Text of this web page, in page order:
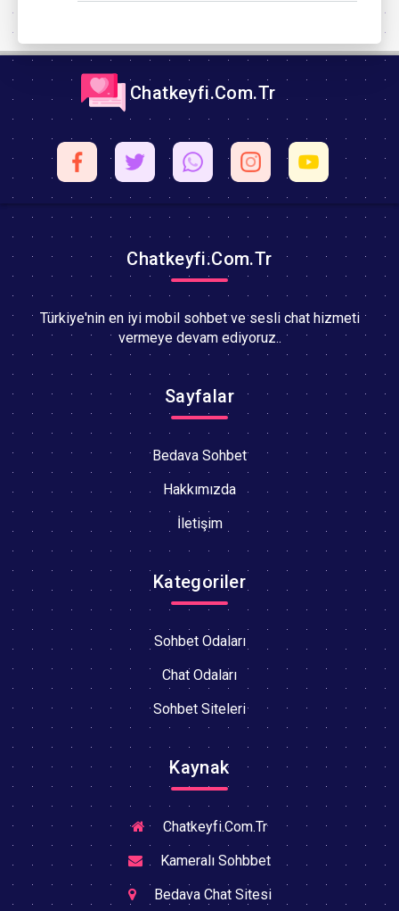
Chatkeyfi.Com.Tr
Chatkeyfi.Com.Tr
Türkiye'nin en iyi mobil sohbet ve sesli chat hizmeti
vermeye devam ediyoruz..
Sayfalar
Bedava Sohbet
Hakkımızda
İletişim
Kategoriler
Sohbet Odaları
Chat Odaları
Sohbet Siteleri
Kaynak
Chatkeyfi.Com.Tr
Kameralı Sohbbet
Bedava Chat Sitesi